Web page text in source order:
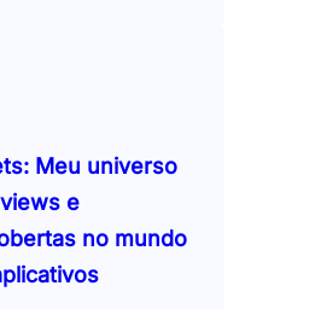
Meu universo
e
no mundo